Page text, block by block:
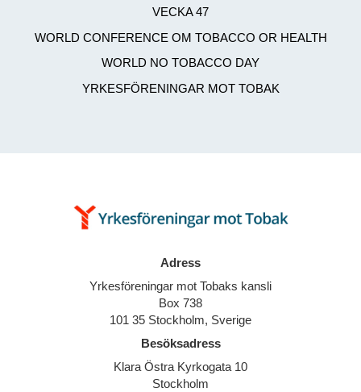
VECKA 47
WORLD CONFERENCE OM TOBACCO OR HEALTH
WORLD NO TOBACCO DAY
YRKESFÖRENINGAR MOT TOBAK
Adress
Yrkesföreningar mot Tobaks kansli
Box 738
101 35 Stockholm, Sverige
Besöksadress
Klara Östra Kyrkogata 10
Stockholm